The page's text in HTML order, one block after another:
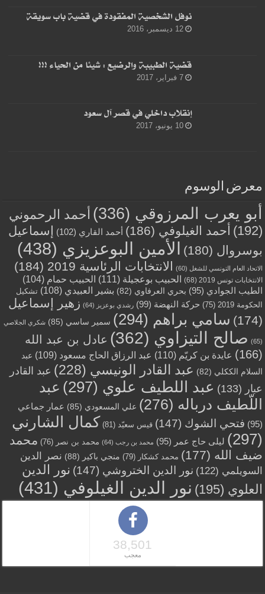
نوفل الشخصية المفقودة في قضية باب سويقة
12 ديسمبر، 2016
قضية الطبيبة والرضيع : شيئا من الحياء !!!
7 فبراير، 2017
إنقلاب داخلي في قصر آل سعود
10 يونيو، 2017
معرض الوسوم
أبو يعرب المرزوقي (336)
أحمد الرحموني
(192)
أحمد الغيلوفي (186) أحمد القاري (102)
إسماعيل
بوسروال (180) الأمين البوعزيزي (438)
الاتحاد العام التونسي للشغل (60) الانتخابات الرئاسية 2019 (184)
الانتخابات تونس 2019 (68) الحبيب بوعجيلة (111) الحبيب حمام (104)
الطيب الجوادي (95) بحري العرفاوي (82) بشير العبيدي (108)
تشكيل
الحكومة 2019
(75) حركة النهضة (99) رشدي بوعزيز (64)
زهير إسماعيل
(174)
سامي براهم (294) سمير ساسي (85) شكري الجلاصي
(65) صالح التيزاوي (362)
عادل بن عبد الله
(166)
عايدة بن كريّم (110) عبد الرزاق الحاج مسعود (109)
عبد
السلام الككلي (82) عبد القادر الونيسي (228)
عبد القادر
عبار (133) عبد اللطيف علوي (297)
عبد
اللّطيف درباله (276) علي المسعودي (85)
عمار جماعي
(95)
فتحي الشوك (147) قيس سعيّد (81)
كمال الشارني
(297)
ليلى حاج عمر (95) محمد بن رجب (64) محمد بن نصر (76)
محمد
ضيف الله (177) محمد كشكار (79) منجي باكير (88)
نصر الدين
السويلمي (122) نور الدين الختروشي (147)
نور الدين
العلوي (195) نور الدين الغيلوفي (431)
38,501
معجب